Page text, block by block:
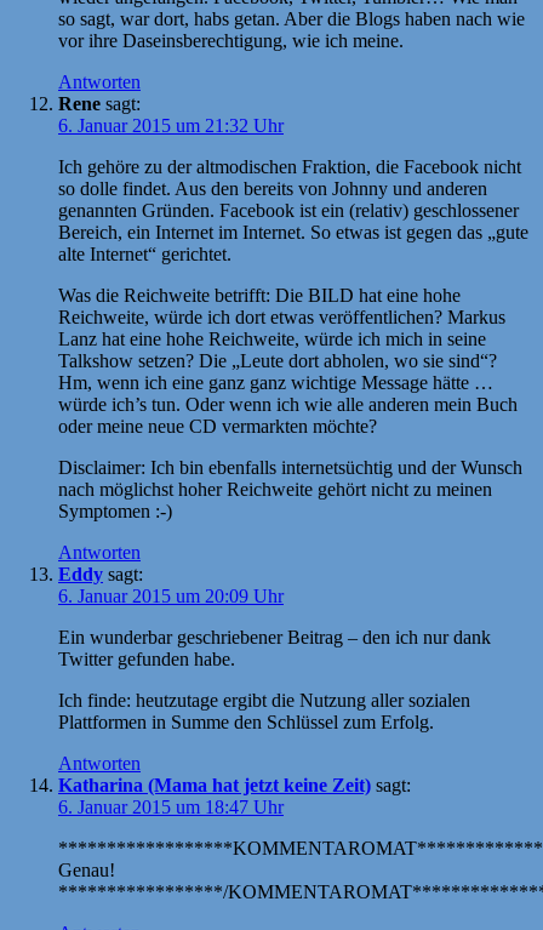
so sagt, war dort, habs getan. Aber die Blogs haben nach wie
vor ihre Daseinsberechtigung, wie ich meine.
Antworten
Rene sagt:
6. Januar 2015 um 21:32 Uhr
Ich gehöre zu der altmodischen Fraktion, die Facebook nicht
so dolle findet. Aus den bereits von Johnny und anderen
genannten Gründen. Facebook ist ein (relativ) geschlossener
Bereich, ein Internet im Internet. So etwas ist gegen das „gute
alte Internet“ gerichtet.
Was die Reichweite betrifft: Die BILD hat eine hohe
Reichweite, würde ich dort etwas veröffentlichen? Markus
Lanz hat eine hohe Reichweite, würde ich mich in seine
Talkshow setzen? Die „Leute dort abholen, wo sie sind“?
Hm, wenn ich eine ganz ganz wichtige Message hätte …
würde ich’s tun. Oder wenn ich wie alle anderen mein Buch
oder meine neue CD vermarkten möchte?
Disclaimer: Ich bin ebenfalls internetsüchtig und der Wunsch
nach möglichst hoher Reichweite gehört nicht zu meinen
Symptomen :-)
Antworten
Eddy sagt:
6. Januar 2015 um 20:09 Uhr
Ein wunderbar geschriebener Beitrag – den ich nur dank
Twitter gefunden habe.
Ich finde: heutzutage ergibt die Nutzung aller sozialen
Plattformen in Summe den Schlüssel zum Erfolg.
Antworten
Katharina (Mama hat jetzt keine Zeit) sagt:
6. Januar 2015 um 18:47 Uhr
Genau!
*****************/